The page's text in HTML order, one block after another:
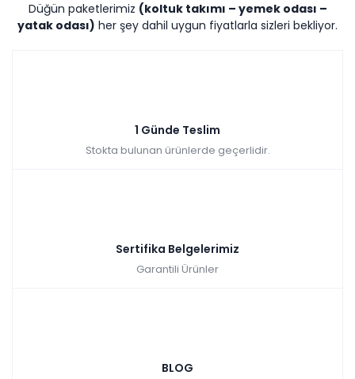
Düğün paketlerimiz (koltuk takımı – yemek odası –
yatak odası) her şey dahil uygun fiyatlarla sizleri bekliyor.
1 Günde Teslim
Stokta bulunan ürünlerde geçerlidir.
Sertifika Belgelerimiz
Garantili Ürünler
BLOG